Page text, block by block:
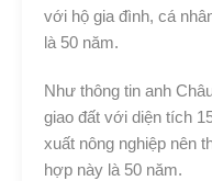
với hộ gia đình, cá
là 50 năm.
Như thông tin anh
giao đất với diện tích
xuất nông nghiệp nên
hợp này là 50 năm.